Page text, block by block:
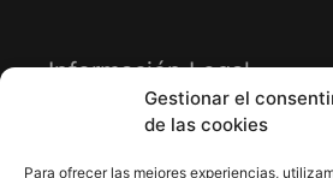
Gestionar el
de las cookies
Para ofrecer las mejores experiencias,
Información Legal
· Política de Privacidad